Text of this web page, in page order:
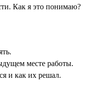
Как я это понимаю?
месте работы.
и как их решал.